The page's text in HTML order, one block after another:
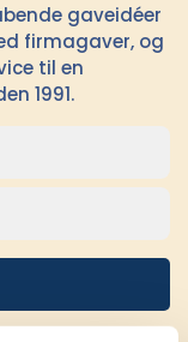
gaveidéer
firmagaver, og
til en
1991.